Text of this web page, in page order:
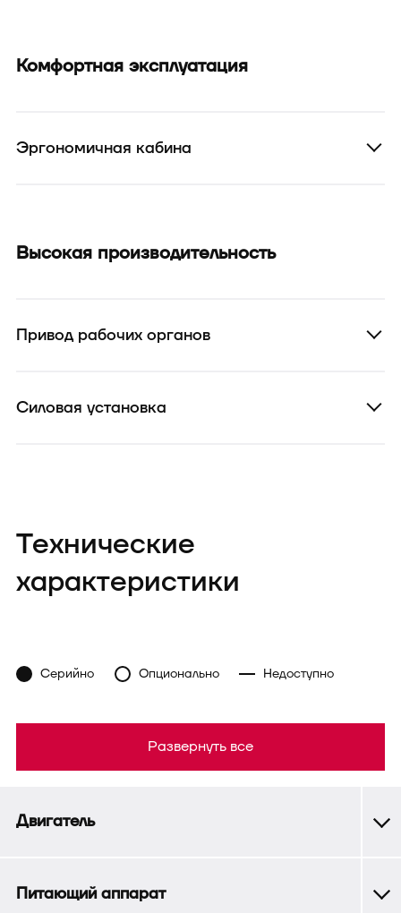
Комфортная эксплуатация
Эргономичная кабина
Высокая производительность
Привод рабочих органов
Силовая установка
Технические
характеристики
Двигатель
Питающий аппарат
Серийно Опционально Недоступно
Развернуть все